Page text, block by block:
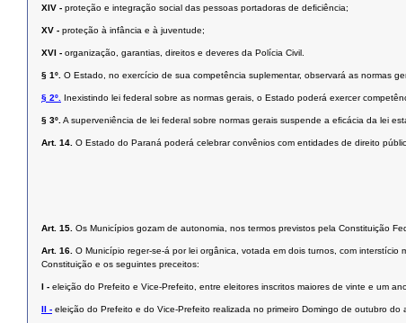
XIV - proteção e integração social das pessoas portadoras de deﬁciência;
XV - proteção à infância e à juventude;
XVI - organização, garantias, direitos e deveres da Polícia Civil.
§ 1º. O Estado, no exercício de sua competência suplementar, observará as normas
§ 2º. Inexistindo lei federal sobre as normas gerais, o Estado poderá exercer
§ 3º. A superveniência de lei federal sobre normas gerais suspende a eﬁcácia da lei
Art. 14. O Estado do Paraná poderá celebrar convênios com entidades de direito
Art. 15. Os Municípios gozam de autonomia, nos termos previstos pela Constituição
Art. 16. O Município reger-se-á por lei orgânica, votada em dois turnos, com
Constituição e os seguintes preceitos:
I - eleição do Prefeito e Vice-Prefeito, entre eleitores inscritos maiores de vinte e um
II - eleição do Prefeito e do Vice-Prefeito realizada no primeiro Domingo de outubro